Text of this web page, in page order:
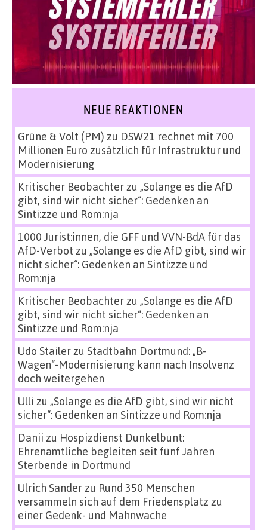
NEUE REAKTIONEN
Grüne & Volt (PM) zu DSW21 rechnet mit 700
Millionen Euro zusätzlich für Infrastruktur und
Modernisierung
Kritischer Beobachterzu „Solange es die AfD
gibt, sind wir nicht sicher“: Gedenken an
Sinti:zze und Rom:nja
1000 Jurist:innen, die GFF und VVN-BdA für das
AfD-Verbot zu „Solange es die AfD gibt, sind wir
nicht sicher“: Gedenken an Sinti:zze und
Rom:nja
Kritischer Beobachterzu „Solange es die AfD
gibt, sind wir nicht sicher“: Gedenken an
Sinti:zze und Rom:nja
Udo Stailerzu Stadtbahn Dortmund: „B-
Wagen“-Modernisierung kann nach Insolvenz
doch weitergehen
Ulli zu „Solange es die AfD gibt, sind wir nicht
sicher“: Gedenken an Sinti:zze und Rom:nja
Danii zu Hospizdienst Dunkelbunt:
Ehrenamtliche begleiten seit fünf Jahren
Sterbende in Dortmund
Ulrich Sanderzu Rund 350 Menschen
versammeln sich auf dem Friedensplatz zu
einer Gedenk- und Mahnwache